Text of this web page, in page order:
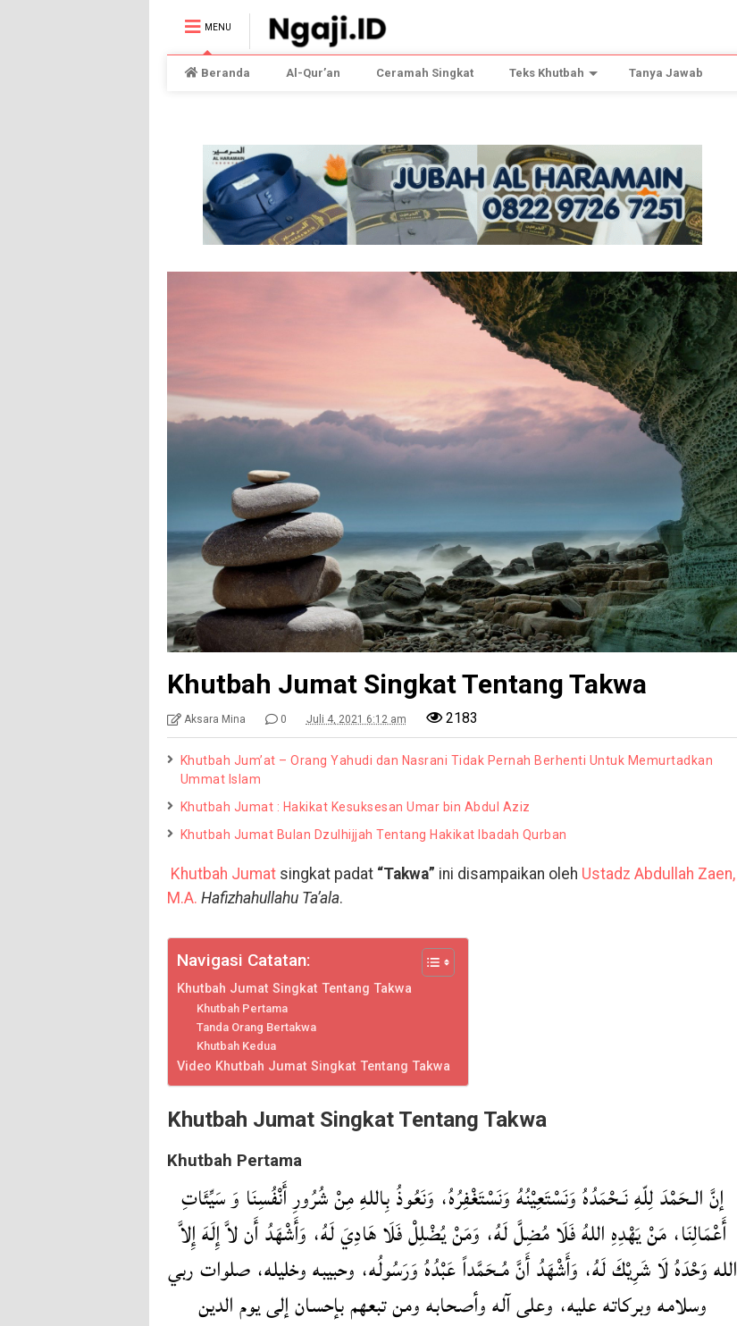
MENU
Beranda Al-Qur’an Ceramah Singkat Teks Khutbah Tanya Jawab
Khutbah Jumat Singkat Tentang Takwa
Aksara Mina 0 Juli 4, 2021 6:12 am 2183
Khutbah Jum’at – Orang Yahudi dan Nasrani Tidak Pernah Berhenti Untuk Memurtadkan
Ummat Islam
Khutbah Jumat : Hakikat Kesuksesan Umar bin Abdul Aziz
Khutbah Jumat Bulan Dzulhijjah Tentang Hakikat Ibadah Qurban
Khutbah Jumatsingkat padat “Takwa” ini disampaikan oleh Ustadz Abdullah Zaen,
M.A. Hafizhahullahu Ta’ala.
Navigasi Catatan:
Khutbah Jumat Singkat Tentang Takwa
Khutbah Pertama
Tanda Orang Bertakwa
Khutbah Kedua
Video Khutbah Jumat Singkat Tentang Takwa
Khutbah Jumat Singkat Tentang Takwa
Khutbah Pertama
إنَّ الـحَمْدَ لِلّهِ نَـحْمَدُهُ وَنَسْتَعِيْنُهُ وَنَسْتَغْفِرُهُ، وَنَعُوذُ بِاللهِ مِنْ شُرُورِ أَنْفُسِنَا وَ سَيِّئَاتِ
أَعْمَالِنَا، مَنْ يَهْدِهِ اللهُ فَلَا مُضِلَّ لَهُ، وَمَنْ يُضْلِلْ فَلَا هَادِيَ لَهُ، وَأَشْهَدُ أَن لاَّ إِلَهَ إِلاَّ
الله وَحْدَهُ لَا شَرِيْكَ لَهُ، وَأَشْهَدُ أَنَّ مُـحَمَّداً عَبْدُهُ وَرَسُولُه، وحبيبه وخليله، صلوات ربي
وسلامه وبركاته عليه، وعلى آله وأصحابه ومن تبعهم بإحسان إلى يوم الدين